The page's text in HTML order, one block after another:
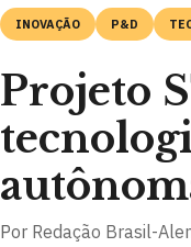
INOVAÇÃO P&D
Projeto
Por Redação Brasil-